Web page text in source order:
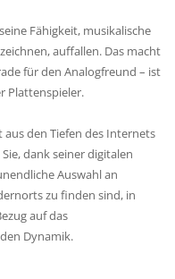
Fähigkeit, musikalische
auffallen. Das macht
für den Analogfreund – ist
Plattenspieler.
den Tiefen des Internets
dank seiner digitalen
Auswahl an
zu finden sind, in
auf das
Dynamik.